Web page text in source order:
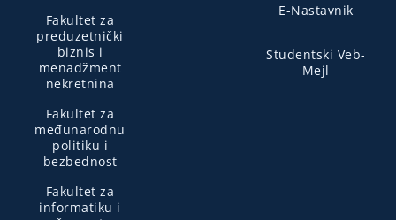
Fakultet za
preduzetnički
biznis i
menadžment
nekretnina
Fakultet za
međunarodnu
politiku i
bezbednost
Fakultet za
informatiku i
E-Nastavnik
Studentski Veb-
Mejl